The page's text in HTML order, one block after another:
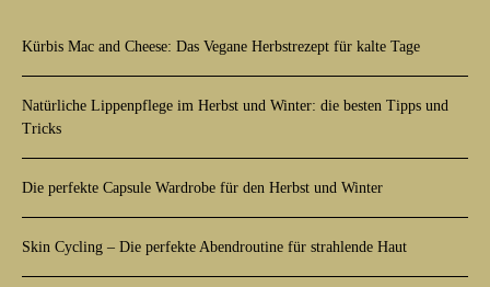
Kürbis Mac and Cheese: Das Vegane Herbstrezept für kalte Tage
Natürliche Lippenpflege im Herbst und Winter: die besten Tipps und
Tricks
Die perfekte Capsule Wardrobe für den Herbst und Winter
Skin Cycling – Die perfekte Abendroutine für strahlende Haut